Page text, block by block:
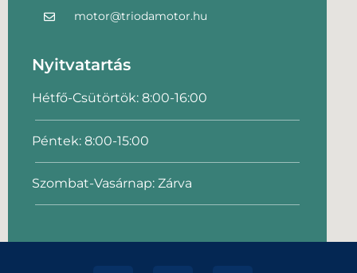
motor@triodamotor.hu
Nyitvatartás
Hétfő-Csütörtök: 8:00-16:00
Péntek: 8:00-15:00
Szombat-Vasárnap: Zárva